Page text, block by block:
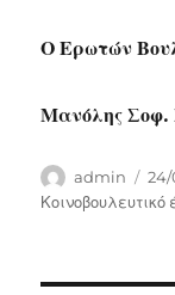
Ο Ερωτών
Μανόλης Σοφ.
Author
admin
on
Κοινοβουλευτικό